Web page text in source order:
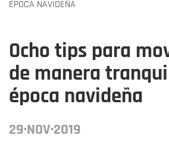
ÉPOCA NAVIDEÑA
Ocho tips para
de manera
época navideña
29·NOV·2019